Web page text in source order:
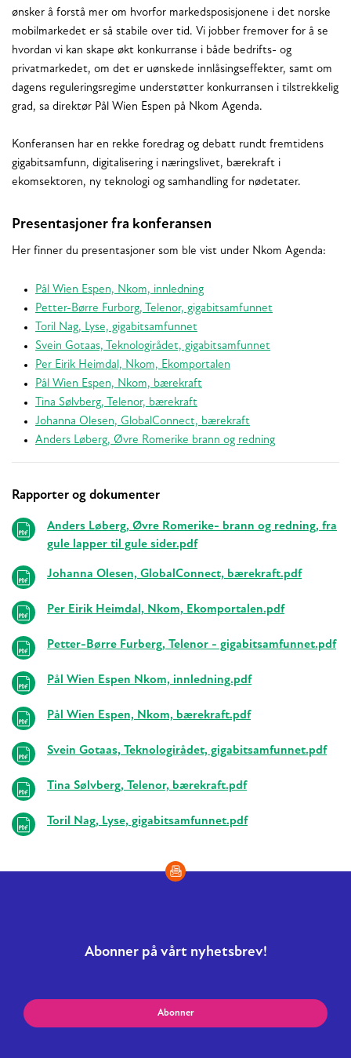
ønsker å forstå mer om hvorfor markedsposisjonene i det norske
mobilmarkedet er så stabile over tid. Vi jobber fremover for å se
hvordan vi kan skape økt konkurranse i både bedrifts- og
privatmarkedet, om det er uønskede innlåsingseffekter, samt om
dagens reguleringsregime understøtter konkurransen i tilstrekkelig
grad, sa direktør Pål Wien Espen på Nkom Agenda.
Konferansen har en rekke foredrag og debatt rundt fremtidens
gigabitsamfunn, digitalisering i næringslivet, bærekraft i
ekomsektoren, ny teknologi og samhandling for nødetater.
Presentasjoner fra konferansen
Her finner du presentasjoner som ble vist under Nkom Agenda:
Pål Wien Espen, Nkom, innledning
Petter-Børre Furborg, Telenor, gigabitsamfunnet
Toril Nag, Lyse, gigabitsamfunnet
Svein Gotaas, Teknologirådet, gigabitsamfunnet
Per Eirik Heimdal, Nkom, Ekomportalen
Pål Wien Espen, Nkom, bærekraft
Tina Sølvberg, Telenor, bærekraft
Johanna Olesen, GlobalConnect, bærekraft
Anders Løberg, Øvre Romerike brann og redning
Relaterte
Rapporter og dokumenter
Anders Løberg, Øvre Romerike- brann og redning, fra
gule lapper til gule sider.pdf
Johanna Olesen, GlobalConnect, bærekraft.pdf
Per Eirik Heimdal, Nkom, Ekomportalen.pdf
Petter-Børre Furberg, Telenor - gigabitsamfunnet.pdf
Pål Wien Espen Nkom, innledning.pdf
Pål Wien Espen, Nkom, bærekraft.pdf
Svein Gotaas, Teknologirådet, gigabitsamfunnet.pdf
Tina Sølvberg, Telenor, bærekraft.pdf
Toril Nag, Lyse, gigabitsamfunnet.pdf
Abonner på vårt nyhetsbrev!
Abonner